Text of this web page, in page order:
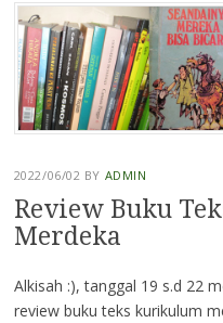
Skip
to
content
2022/06/02 BY ADMIN
Review Buku
Merdeka
Alkisah :), tanggal 19 s.d 22
review buku teks kurikulum